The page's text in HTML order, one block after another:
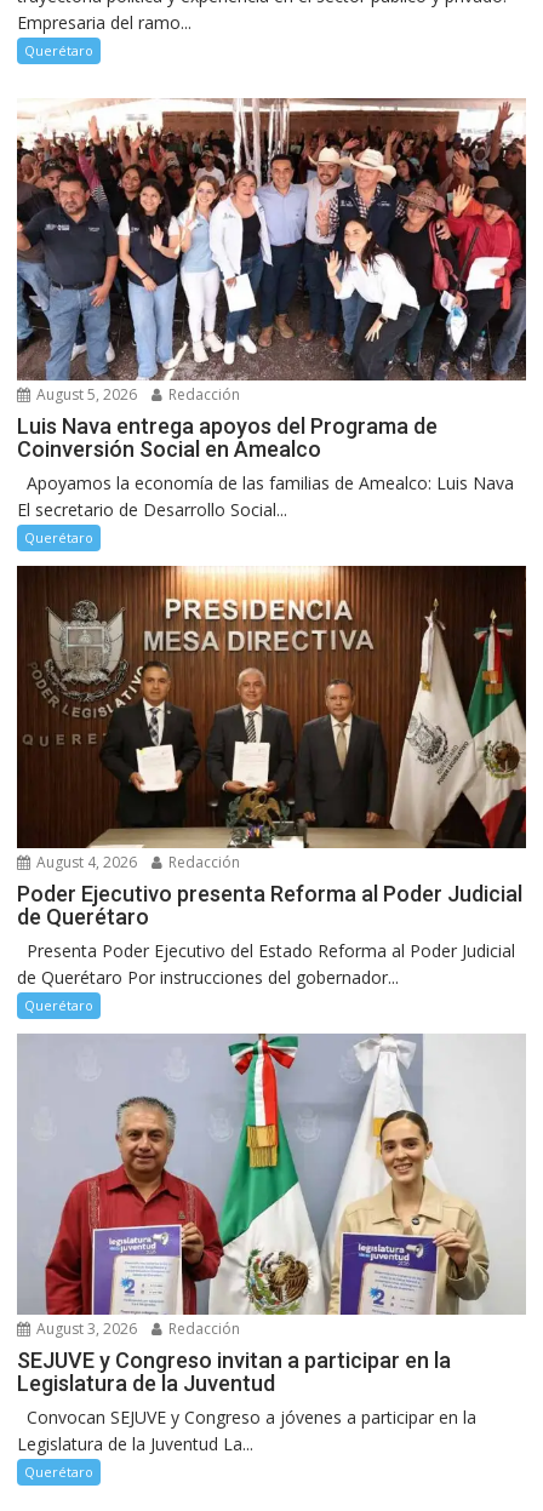
Empresaria del ramo...
Querétaro
August 5, 2026 Redacción
Luis Nava entrega apoyos del Programa de
Coinversión Social en Amealco
Apoyamos la economía de las familias de Amealco: Luis Nava
El secretario de Desarrollo Social...
Querétaro
August 4, 2026 Redacción
Poder Ejecutivo presenta Reforma al Poder Judicial
de Querétaro
Presenta Poder Ejecutivo del Estado Reforma al Poder Judicial
de Querétaro Por instrucciones del gobernador...
Querétaro
August 3, 2026 Redacción
SEJUVE y Congreso invitan a participar en la
Legislatura de la Juventud
Convocan SEJUVE y Congreso a jóvenes a participar en la
Legislatura de la Juventud La...
Querétaro